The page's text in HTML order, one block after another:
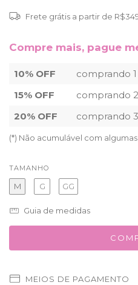
Frete grátis a partir de
Compre mais, pague
10% OFF
comprando
15% OFF
comprando
20% OFF
comprando
(*) Não acumulável com
TAMANHO
M G GG
Guia de medidas
MEIOS DE PAGAMENTO